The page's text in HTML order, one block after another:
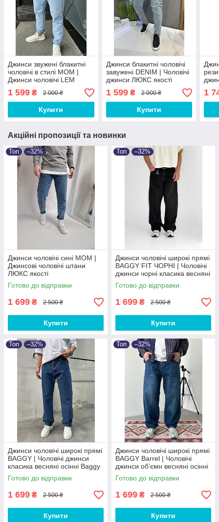
Джинси звужені блакитні
чоловічі в стилі МОМ |
Джинси чоловічі LEM
5865-1
1 599 ₴ 2 000 ₴
Купити
Джинси блакитні чоловічі
завужені DENIM | Чоловічі
джинси ЛЮКС якості
1 599₴ 2 000 ₴
Купити
1
Акційні пропозиції та новинки
Топ –32%
Джинси чоловічі сині MOM |
Джинсові чоловічі штани
ЛЮКС якості
Готово до відправки
1 699 ₴ 2 500 ₴
Купити
Топ –32%
Джинси чоловічі широкі прямі
BAGGY FIT ЧОРНІ‎ | Чоловічі
джинси чорні класика весняні
осінні Baggy
Готово до відправки
1 699 ₴ 2 500 ₴
Купити
Топ –32%
Джинси чоловічі широкі прямі
BAGGY | Чоловічі джинси
класика весняні осінні Baggy
Готово до відправки
1 699 ₴ 2 500 ₴
Купити
Топ –32%
Джинси чоловічі широкі прямі
BAGGY Barrel | Чоловічі
джинси обʼємн весняні осінні
Baggy
Готово до відправки
1 699 ₴ 2 500 ₴
Купити